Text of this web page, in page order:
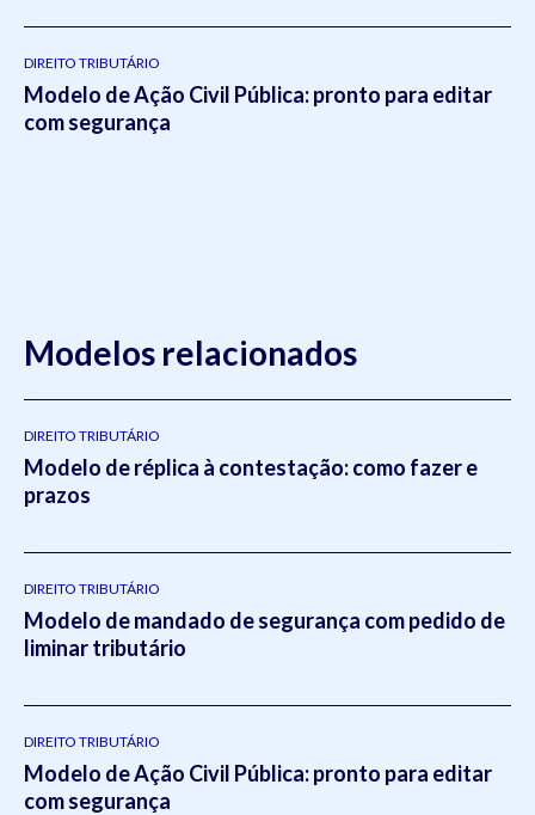
DIREITO TRIBUTÁRIO
Modelo de Ação Civil Pública: pronto para editar
com segurança
Modelos relacionados
DIREITO TRIBUTÁRIO
Modelo de réplica à contestação: como fazer e
prazos
DIREITO TRIBUTÁRIO
Modelo de mandado de segurança com pedido de
liminar tributário
DIREITO TRIBUTÁRIO
Modelo de Ação Civil Pública: pronto para editar
com segurança